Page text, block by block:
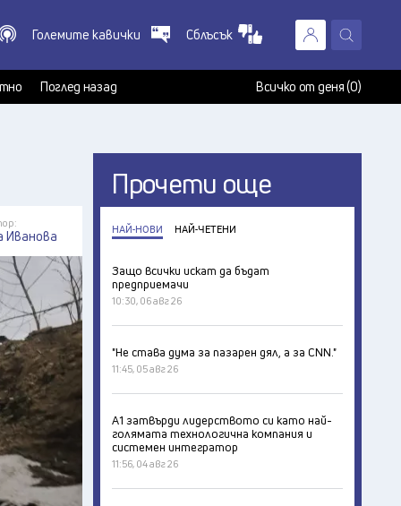
X
Големите кавички Сблъсък
Поглед назад Всичко от деня (0)
Иванова
Прочети още
НАЙ-НОВИ НАЙ-ЧЕТЕНИ
Защо всички искат да бъдат
предприемачи
10:30, 06 авг 26
"Не става дума за пазарен дял, а за CNN."
11:45, 05 авг 26
А1 затвърди лидерството си като най-
голямата технологична компания и
системен интегратор
11:56, 04 авг 26